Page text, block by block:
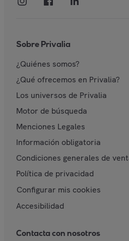
Sobre Privalia
¿Quiénes somos?
¿Qué ofrecemos en Privalia?
Los universos de Privalia
Motor de búsqueda
Menciones Legales
Información obligatoria
Condiciones generales de
Política de privacidad
Configurar mis cookies
Accesibilidad
Contacta con nosotros